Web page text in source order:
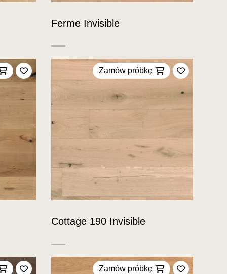
Ferme Invisible
Dodaj do ulubionych
Zamów próbkę
Dodaj do
Cottage 190 Invisible
Zamów próbkę